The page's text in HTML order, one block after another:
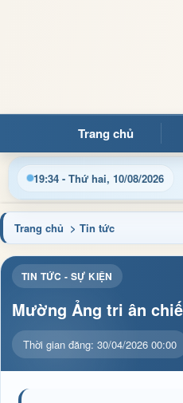
Trang chủ
19:34 - Thứ hai, 10/08/2026
tin điều hành, thủ tục hành
Trang chủ > Tin tức
TIN TỨC - SỰ KIỆN
Mường Ảng tri ân
Thời gian đăng: 30/04/2026 00:00